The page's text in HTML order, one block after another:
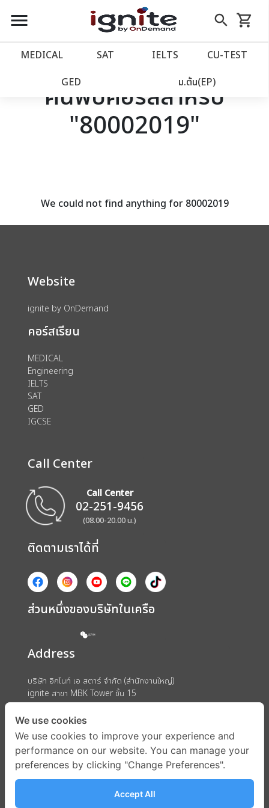
close
account_balance หน้าแรก
เว็บไซต์อิกไนท์
โปรโมชั่น
assignment ลงทะเบียน
menu search
Skip
to
shopping_cart
รถเข็น
MEDICAL SAT IELTS CU‑TEST
GED ม.ต้น(EP)
ค้นพบคอร์สสำหรับ
"80002019"
We could not find anything for 80002019
Website
ignite by OnDemand
คอร์สเรียน
MEDICAL
Engineering
IELTS
SAT
GED
IGCSE
Call Center
Call Center
02-251-9456
(08.00-20.00 น.)
ติดตามเราได้ที่
ส่วนหนึ่งของบริษัทในเครือ
Address
บริษัท อิกไนท์ เอ สตาร์ จำกัด (สำนักงานใหญ่)
ignite สาขา MBK Tower ชั้น 15
ถนนพญาไท แขวงวังใหม่ เขตปทุมวัน กรุงเทพมหานคร 10330
We use cookies
We use cookies to improve your experience and
performance on our website. You can manage your
preferences by clicking "Change Preferences".
Accept All